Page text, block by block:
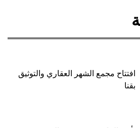
افتتاح مجمع الشهر العقاري والتوثيق
بقنا